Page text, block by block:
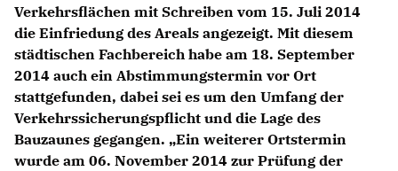
Verkehrsflächen mit Schreiben vom 15. Juli 2014
die Einfriedung des Areals angezeigt. Mit diesem
städtischen Fachbereich habe am 18. September
2014 auch ein Abstimmungstermin vor Ort
stattgefunden, dabei sei es um den Umfang der
Verkehrssicherungspflicht und die Lage des
Bauzaunes gegangen. „Ein weiterer Ortstermin
wurde am 06. November 2014 zur Prüfung der